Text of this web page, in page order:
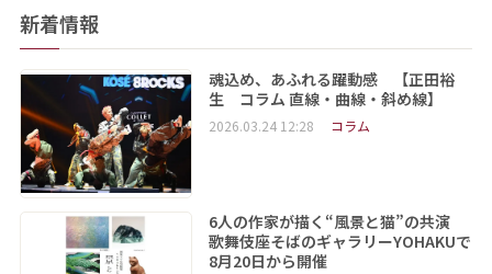
新着情報
魂込め、あふれる躍動感 【正田裕
生 コラム 直線・曲線・斜め線】
2026.03.24 12:28 コラム
6人の作家が描く“風景と猫”の共演
歌舞伎座そばのギャラリーYOHAKUで
8月20日から開催